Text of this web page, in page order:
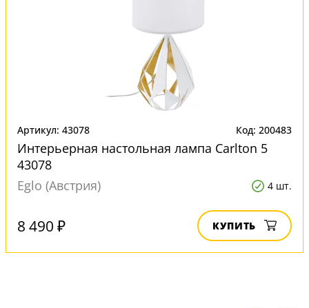
Артикул: 43078 Код: 200483
Интерьерная настольная лампа Carlton 5
43078
Eglo (Австрия)
4 шт.
8 490 ₽ КУПИТЬ